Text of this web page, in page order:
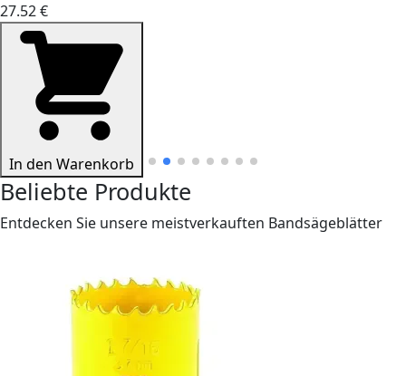
27.52 €
In den Warenkorb
Beliebte Produkte
Entdecken Sie unsere meistverkauften Bandsägeblätter